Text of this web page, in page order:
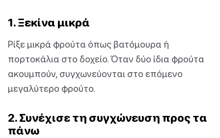
1. Ξεκίνα μικρά
Ρίξε μικρά φρούτα όπως βατόμουρα ή
πορτοκάλια στο δοχείο. Όταν δύο ίδια φρούτα
ακουμπούν, συγχωνεύονται στο επόμενο
μεγαλύτερο φρούτο.
2. Συνέχισε τη συγχώνευση προς τα
πάνω